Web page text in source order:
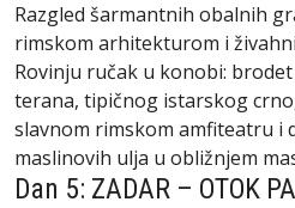
Razgled šarmantnih obalnih
rimskom arhitekturom i
Rovinju ručak u konobi:
terana, tipičnog istarskog
slavnom rimskom amfiteatru i
maslinovih ulja u obližnjem
Dan 5: ZADAR – OTOK